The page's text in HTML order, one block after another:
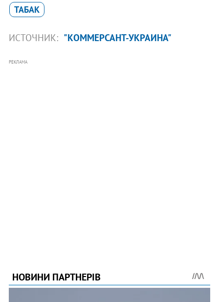
ТАБАК
ИСТОЧНИК: "КОММЕРСАНТ-УКРАИНА"
РЕКЛАМА